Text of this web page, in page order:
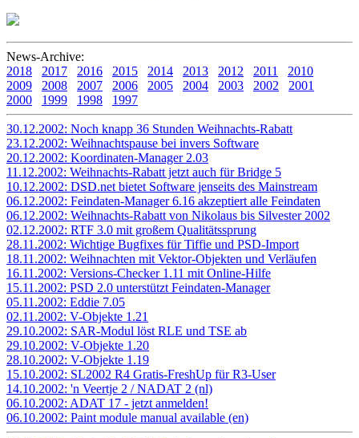
News-Archive:
2018
2017 2016 2015 2014 2013 2012 2011
2010
2009
2008 2007 2006 2005 2004 2003 2002
2001
2000
1999 1998 1997
30.12.2002: Noch knapp 36 Stunden Weihnachts-Rabatt
23.12.2002: Weihnachtspause bei invers Software
20.12.2002: Koordinaten-Manager 2.03
11.12.2002: Weihnachts-Rabatt jetzt auch für Bridge 5
10.12.2002: DSD.net bietet Software jenseits des Mainstream
06.12.2002: Feindaten-Manager 6.16 akzeptiert alle Feindaten
06.12.2002: Weihnachts-Rabatt von Nikolaus bis Silvester 2002
02.12.2002: RTF 3.0 mit großem Qualitätssprung
28.11.2002: Wichtige Bugfixes für Tiffie und PSD-Import
18.11.2002: Weihnachten mit Vektor-Objekten und Verläufen
16.11.2002: Versions-Checker 1.11 mit Online-Hilfe
15.11.2002: PSD 2.0 unterstützt Feindaten-Manager
05.11.2002: Eddie 7.05
02.11.2002: V-Objekte 1.21
29.10.2002: SAR-Modul löst RLE und TSE ab
29.10.2002: V-Objekte 1.20
28.10.2002: V-Objekte 1.19
15.10.2002: SL2002 R4 Gratis-FreshUp für R3-User
14.10.2002: 'n Veertje 2 / NADAT 2 (nl)
06.10.2002: ADAT 17 - jetzt anmelden!
06.10.2002: Paint module manual available (en)